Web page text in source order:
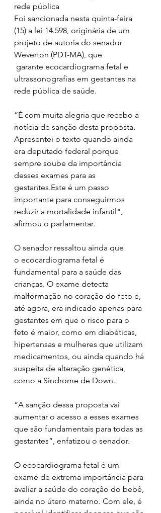
rede pública
Foi sancionada nesta quinta-feira
(15) a lei 14.598, originária de um
projeto de autoria do senador
Weverton (PDT-MA), que
garante ecocardiograma fetal e
ultrassonografias em gestantes na
rede pública de saúde.
“É com muita alegria que recebo a
notícia de sanção desta proposta.
Apresentei o texto quando ainda
era deputado federal porque
sempre soube da importância
desses exames para as
gestantes.Este é um passo
importante para conseguirmos
reduzir a mortalidade infantil",
afirmou o parlamentar.
O senador ressaltou ainda que
o ecocardiograma fetal é
fundamental para a saúde das
crianças. O exame detecta
malformação no coração do feto e,
até agora, era indicado apenas para
gestantes em que o risco para o
feto é maior, como em diabéticas,
hipertensas e mulheres que utilizam
medicamentos, ou ainda quando há
suspeita de alteração genética,
como a Síndrome de Down.
“A sanção dessa proposta vai
aumentar o acesso a esses exames
que são fundamentais para todas as
gestantes”, enfatizou o senador.
O ecocardiograma fetal é um
exame de extrema importância para
avaliar a saúde do coração do bebê,
ainda no útero materno. Com ele, é